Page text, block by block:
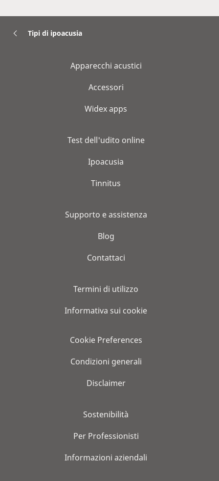
Tipi di ipoacusia
Apparecchi acustici
Accessori
Widex apps
Test dell'udito online
Ipoacusia
Tinnitus
Supporto e assistenza
Blog
Contattaci
Termini di utilizzo
Informativa sui cookie
Cookie Preferences
Condizioni generali
Disclaimer
Sostenibilità
Per Professionisti
Informazioni aziendali